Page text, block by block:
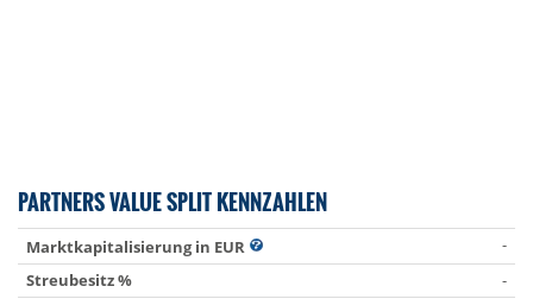
PARTNERS VALUE SPLIT KENNZAHLEN
Marktkapitalisierung in EUR
-
Streubesitz %
-